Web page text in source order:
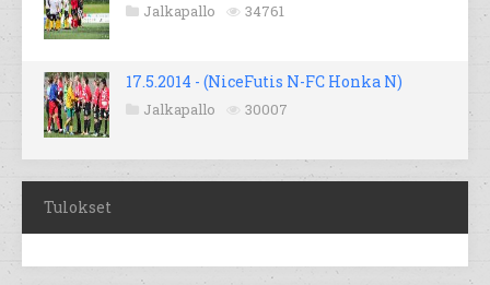
Jalkapallo 34761
17.5.2014 - (NiceFutis N-FC Honka N)
Jalkapallo 30007
Tulokset